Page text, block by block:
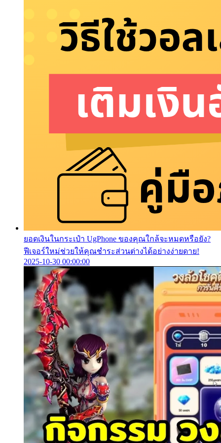
ยอดเงินในกระเป๋า UgPhone ของคุณใกล้จะหมดหรือยัง?
ฟีเจอร์ใหม่ช่วยให้คุณชำระส่วนต่างได้อย่างง่ายดาย!
2025-10-30 00:00:00